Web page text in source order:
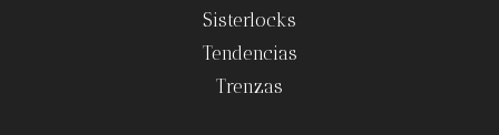
Sisterlocks
Tendencias
Trenzas